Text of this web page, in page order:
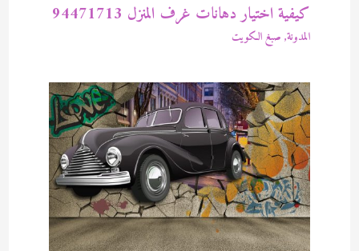
كيفية اختيار دهانات غرف المنزل 94471713
المدونة, صبغ الكويت